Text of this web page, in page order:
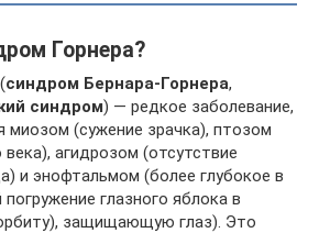
Горнера?
(синдром Бернара-Горнера,
синдром) — редкое заболевание,
миозом (сужение зрачка), птозом
агидрозом (отсутствие
и энофтальмом (более глубокое в
глазного яблока в
защищающую глаз). Это